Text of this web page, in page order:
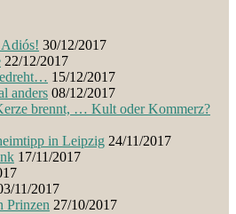
30/12/2017
22/12/2017
15/12/2017
anders 08/12/2017
brennt, … Kult oder Kommerz?
in Leipzig 24/11/2017
17/11/2017
11/2017
Prinzen 27/10/2017